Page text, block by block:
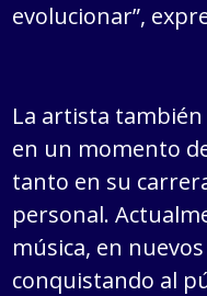
evolucionar”,
La artista
en un momento
tanto en su
personal.
música, en
conquistando al